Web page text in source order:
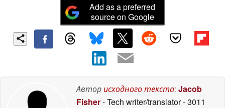
Add as a preferred
source on Google
Авторисходного текста:Jacob
Fisher- Tech writer/translator- 3011